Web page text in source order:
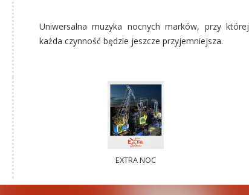
Uniwersalna muzyka nocnych marków, przy której
każda czynność będzie jeszcze przyjemniejsza.
EXTRA NOC